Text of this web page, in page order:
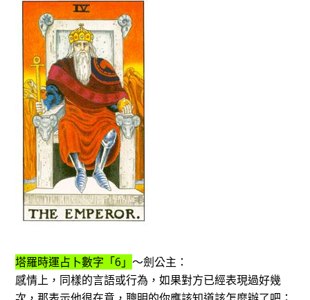
塔羅時運占卜數字「6」 ～劍公主：
感情上，同樣的言語或行為，如果對方已經表現過好幾